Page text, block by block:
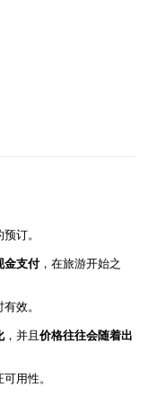
订。
金支付，在旅游开始之
效。
，并且 价格往往会随着出
用性。